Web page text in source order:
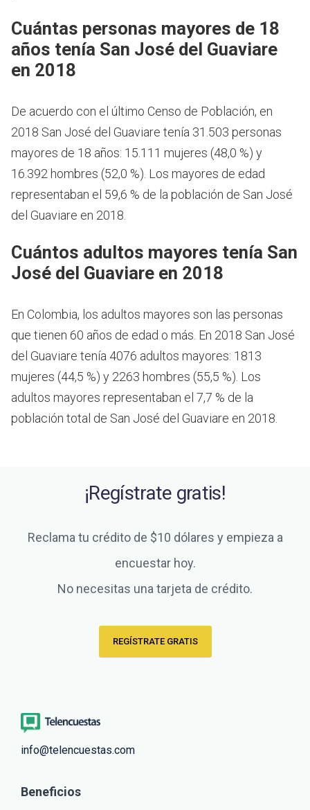
Cuántas personas mayores de 18
años tenía San José del Guaviare
en 2018
De acuerdo con el último Censo de Población, en
2018 San José del Guaviare tenía 31.503 personas
mayores de 18 años: 15.111 mujeres (48,0 %) y
16.392 hombres (52,0 %). Los mayores de edad
representaban el 59,6 % de la población de San José
del Guaviare en 2018.
Cuántos adultos mayores tenía San
José del Guaviare en 2018
En Colombia, los adultos mayores son las personas
que tienen 60 años de edad o más. En 2018 San José
del Guaviare tenía 4076 adultos mayores: 1813
mujeres (44,5 %) y 2263 hombres (55,5 %). Los
adultos mayores representaban el 7,7 % de la
población total de San José del Guaviare en 2018.
¡Regístrate gratis!
Reclama tu crédito de $10 dólares y empieza a
encuestar hoy.
No necesitas una tarjeta de crédito.
REGÍSTRATE GRATIS
info@telencuestas.com
Beneficios